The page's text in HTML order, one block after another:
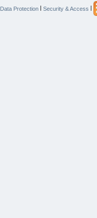
Data Protection | Security & Access |